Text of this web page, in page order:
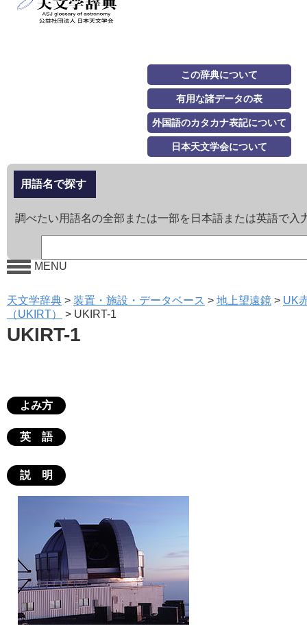
この辞典について
有用な諸データの表
外国語のカタカナ表記について
日本天文学会について
用語名で探す
調べたい用語名の全部または一部を日本語または英語で入
MENU
天文学辞典 > 装置・施設・データベース > 地上望遠鏡 > UK
（UKIRT）
> UKIRT-1
UKIRT-1
よみ方
英 語
説 明